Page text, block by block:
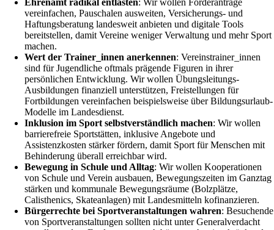
Ehrenamt radikal entlasten: Wir wollen Förderanträge
vereinfachen, Pauschalen ausweiten, Versicherungs- und
Haftungsberatung landesweit anbieten und digitale Tools
bereitstellen, damit Vereine weniger Verwaltung und mehr Sport
machen.
Wert der Trainer_innen anerkennen: Vereinstrainer_innen
sind für Jugendliche oftmals prägende Figuren in ihrer
persönlichen Entwicklung. Wir wollen Übungsleitungs-
Ausbildungen finanziell unterstützen, Freistellungen für
Fortbildungen vereinfachen beispielsweise über Bildungsurlaub-
Modelle im Landesdienst.
Inklusion im Sport selbstverständlich machen: Wir wollen
barrierefreie Sportstätten, inklusive Angebote und
Assistenzkosten stärker fördern, damit Sport für Menschen mit
Behinderung überall erreichbar wird.
Bewegung in Schule und Alltag: Wir wollen Kooperationen
von Schule und Verein ausbauen, Bewegungszeiten im Ganztag
stärken und kommunale Bewegungsräume (Bolzplätze,
Calisthenics, Skateanlagen) mit Landesmitteln kofinanzieren.
Bürgerrechte bei Sportveranstaltungen wahren: Besuchende
von Sportveranstaltungen sollten nicht unter Generalverdacht